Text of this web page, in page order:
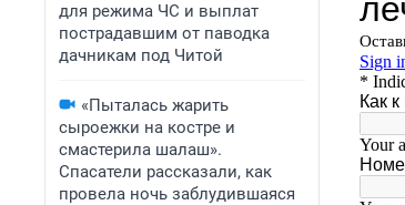
для режима ЧС и выплат
пострадавшим от паводка
дачникам под Читой
«Пыталась жарить
сыроежки на костре и
смастерила шалаш».
Спасатели рассказали, как
провела ночь заблудившаяся